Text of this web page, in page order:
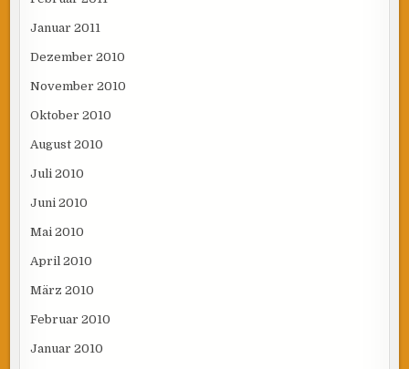
Januar 2011
Dezember 2010
November 2010
Oktober 2010
August 2010
Juli 2010
Juni 2010
Mai 2010
April 2010
März 2010
Februar 2010
Januar 2010